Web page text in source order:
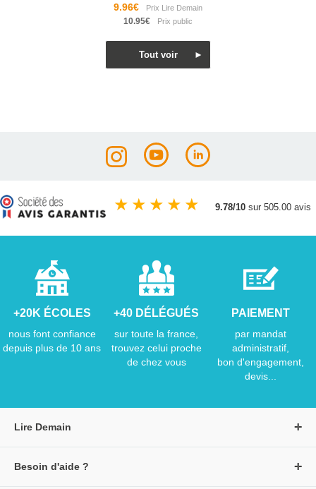
9.96€
10.95€
★ ★ ★ ★ ★ 9.78/10 sur 505.00 avis
+20K ÉCOLES
nous font confiance
depuis plus de 10 ans
+40 DÉLÉGUÉS
sur toute la france,
trouvez celui proche
de chez vous
PAIEMENT
par mandat
administratif,
bon d'engagement,
devis...
Lire Demain
Besoin d'aide ?